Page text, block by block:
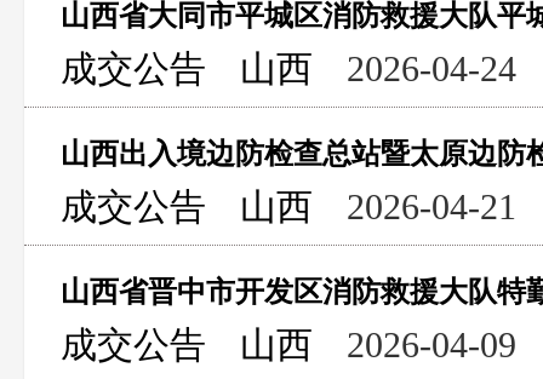
成交公告 山西 2026-04-24
成交公告 山西 2026-04-21
成交公告 山西 2026-04-09